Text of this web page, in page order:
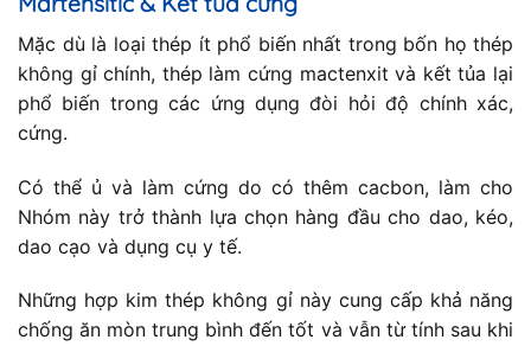
Mặc dù là loại thép ít phổ biến nhất trong bốn họ thép
không gỉ chính, thép làm cứng mactenxit và kết tủa lại
phổ biến trong các ứng dụng đòi hỏi độ chính xác,
cứng.
Có thể ủ và làm cứng do có thêm cacbon, làm cho
Nhóm này trở thành lựa chọn hàng đầu cho dao, kéo,
dao cạo và dụng cụ y tế.
Những hợp kim thép không gỉ này cung cấp khả năng
chống ăn mòn trung bình đến tốt và vẫn từ tính sau khi